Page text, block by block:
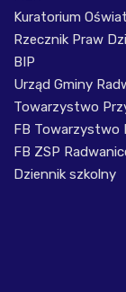
Kuratorium
Rzecznik Praw
BIP
Urząd Gminy
Towarzystwo
FB Towarzystwo
FB ZSP
Dziennik szkolny